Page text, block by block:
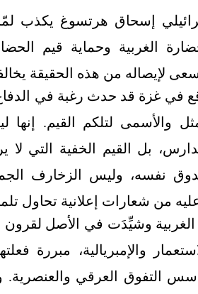
إسحاق هرتسوغ يكذب
الغربية وحماية قيم
سعى لإيصاله من هذه الحقيقة
في غزة قد حدث رغبة في
والأسمى لتلكم القيم. إنها
بل القيم الخفية التي لا
نفسه، وليس الزخارف
من شعارات إعلانية تحاول
وشيِّدَت في الأصل لقرون
والإمبريالية، مبررة
التفوق العرقي